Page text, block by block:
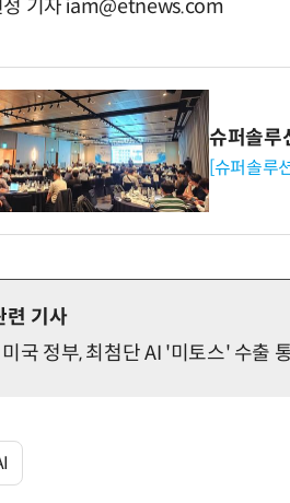
정 기자 iam@etnews.com
슈퍼솔
[슈퍼솔루
련 기사
미국 정부, 최첨단 AI '미토스' 수출